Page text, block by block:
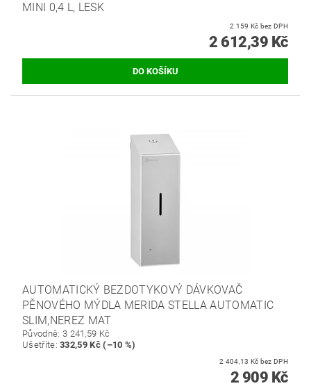
MINI 0,4 L, LESK
2 159 Kč bez DPH
2 612,39 Kč
AUTOMATICKÝ BEZDOTYKOVÝ DÁVKOVAČ
PĚNOVÉHO MÝDLA MERIDA STELLA AUTOMATIC
SLIM,NEREZ MAT
Původně: 3 241,59 Kč
Ušetříte:332,59 Kč (–10 %)
2 404,13 Kč bez DPH
2 909 Kč